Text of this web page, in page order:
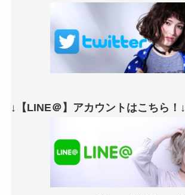
↓【LINE＠】アカウントはこちら！↓